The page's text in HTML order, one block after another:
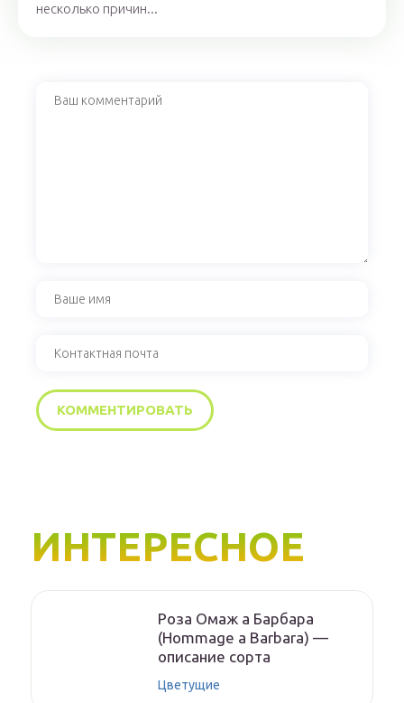
несколько причин...
ИНТЕРЕСНОЕ
Роза Омаж а Барбара
(Hommage a Barbara) —
описание сорта
Цветущие